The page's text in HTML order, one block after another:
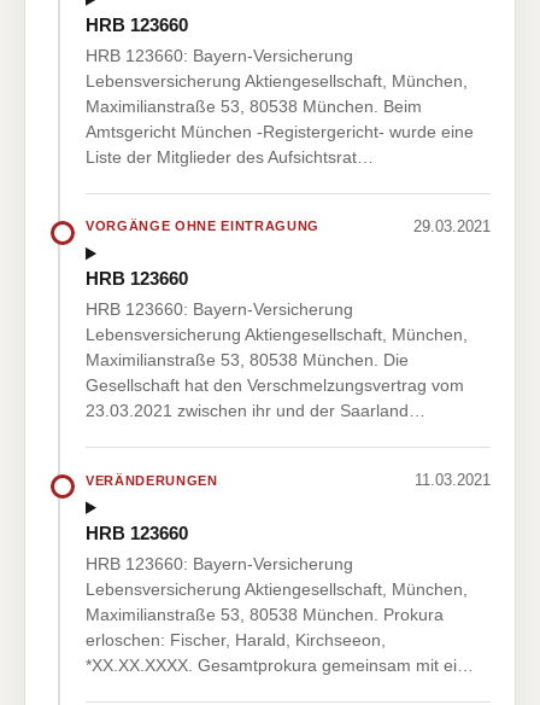
HRB 123660
HRB 123660: Bayern-Versicherung
Lebensversicherung Aktiengesellschaft, München,
Maximilianstraße 53, 80538 München. Beim
Amtsgericht München -Registergericht- wurde eine
Liste der Mitglieder des Aufsichtsrat…
VORGÄNGE OHNE EINTRAGUNG 29.03.2021
HRB 123660
HRB 123660: Bayern-Versicherung
Lebensversicherung Aktiengesellschaft, München,
Maximilianstraße 53, 80538 München. Die
Gesellschaft hat den Verschmelzungsvertrag vom
23.03.2021 zwischen ihr und der Saarland…
VERÄNDERUNGEN 11.03.2021
HRB 123660
HRB 123660: Bayern-Versicherung
Lebensversicherung Aktiengesellschaft, München,
Maximilianstraße 53, 80538 München. Prokura
erloschen: Fischer, Harald, Kirchseeon,
*XX.XX.XXXX. Gesamtprokura gemeinsam mit ei…